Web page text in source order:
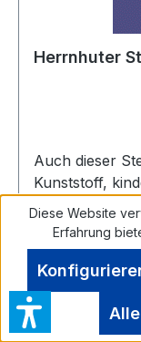
Herrnhuter
Auch dieser
Kunststoff,
Seine Farbe ist
passende
Regulärer
28,60 €
Diese Website
Erfahrung